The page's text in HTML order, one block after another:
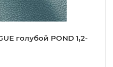
голубой POND 1,2-